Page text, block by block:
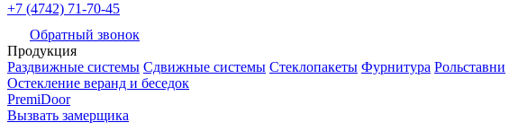
+7 (4742) 71-70-45
Обратный звонок
Продукция
Раздвижные системы Сдвижные системы Стеклопакеты Фурнитура Рольставни
Остекление веранд и беседок
PremiDoor
Вызвать замерщика